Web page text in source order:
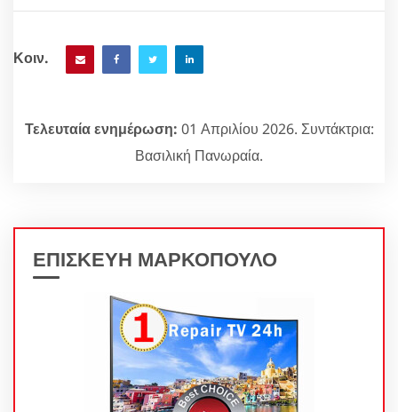
Κοιν.
Τελευταία ενημέρωση: 01 Απριλίου 2026. Συντάκτρια:
Βασιλική Πανωραία.
ΕΠΙΣΚΕΥΗ ΜΑΡΚΟΠΟΥΛΟ